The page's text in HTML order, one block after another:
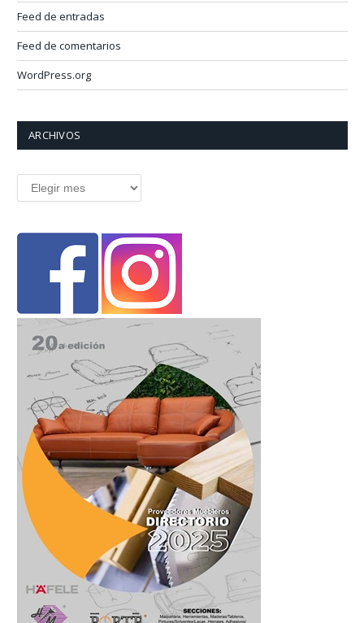
Feed de entradas
Feed de comentarios
WordPress.org
ARCHIVOS
Archivos